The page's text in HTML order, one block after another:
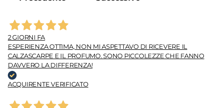
2 GIORNI FA
ESPERIENZA OTTIMA, NON MI ASPETTAVO DI RICEVERE IL
CALZASCARPE E IL PROFUMO. SONO PICCOLEZZE CHE FANNO
DAVVERO LA DIFFERENZA!
ACQUIRENTE VERIFICATO